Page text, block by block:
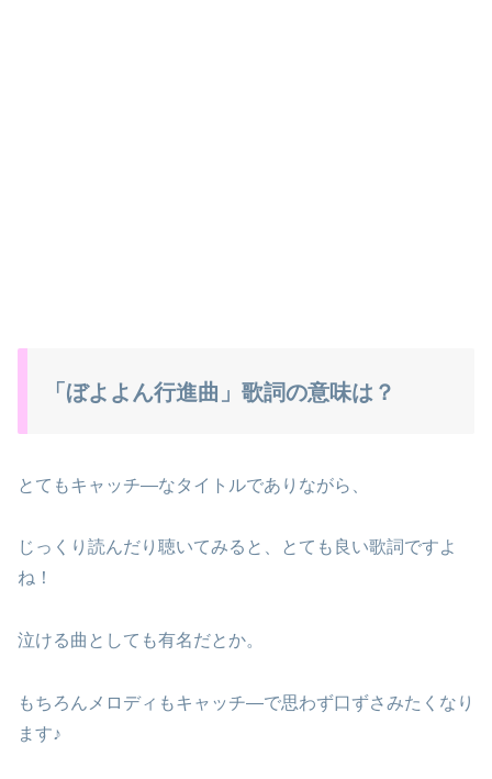
「ぼよよん行進曲」歌詞の意味は？
とてもキャッチ―なタイトルでありながら、
じっくり読んだり聴いてみると、とても良い歌詞ですよ
ね！
泣ける曲としても有名だとか。
もちろんメロディもキャッチ―で思わず口ずさみたくなり
ます♪